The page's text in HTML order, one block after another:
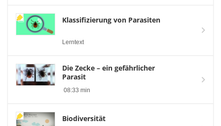
Klassifizierung von Parasiten
Lerntext
Die Zecke – ein gefährlicher
Parasit
08:33 min
Biodiversität